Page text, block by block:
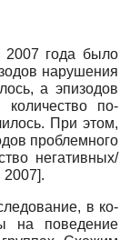
2007 года было
нарушения
а эпизодов
количество по-
При этом,
проблемного
негативных/
2007].
в ко-
на поведение